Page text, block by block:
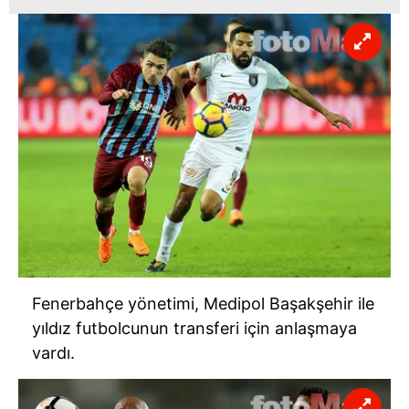
Fenerbahçe yönetimi, Medipol Başakşehir ile
yıldız futbolcunun transferi için anlaşmaya
vardı.